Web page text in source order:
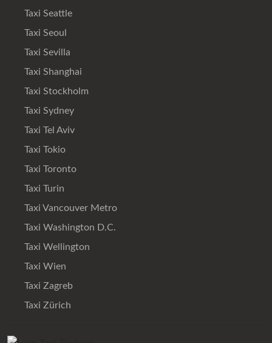
Taxi Seattle
Taxi Seoul
Taxi Sevilla
Taxi Shanghai
Taxi Stockholm
Taxi Sydney
Taxi Tel Aviv
Taxi Tokio
Taxi Toronto
Taxi Turin
Taxi Vancouver Metro
Taxi Washington D.C.
Taxi Wellington
Taxi Wien
Taxi Zagreb
Taxi Zürich